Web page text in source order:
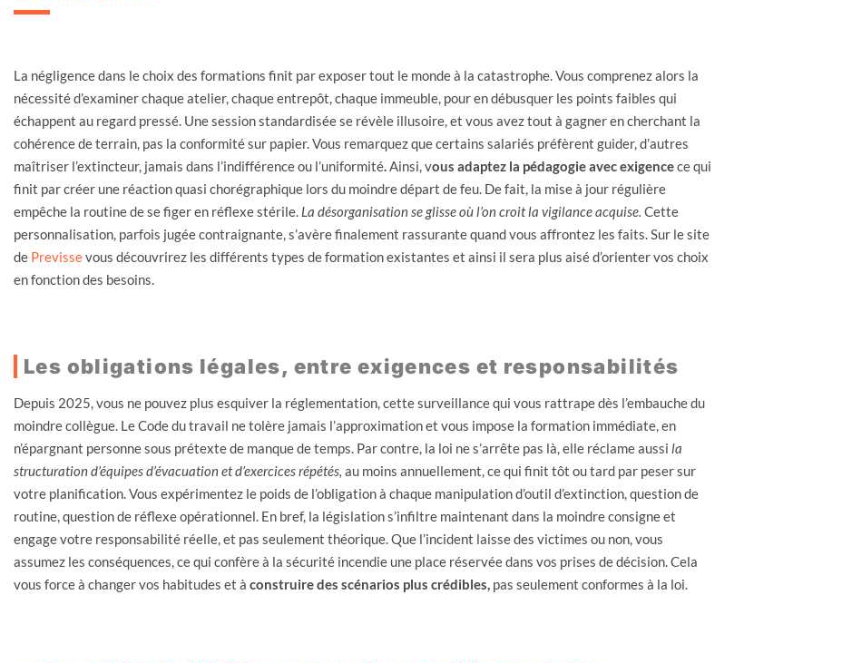
La négligence dans le choix des formations finit par exposer tout le monde à la catastrophe. Vous comprenez alors la
nécessité d’examiner chaque atelier, chaque entrepôt, chaque immeuble, pour en débusquer les points faibles qui
échappent au regard pressé. Une session standardisée se révèle illusoire, et vous avez tout à gagner en cherchant la
cohérence de terrain, pas la conformité sur papier. Vous remarquez que certains salariés préfèrent guider, d’autres
maîtriser l’extincteur, jamais dans l’indifférence ou l’uniformité.Ainsi, vous adaptez la pédagogie avec exigencece qui
finit par créer une réaction quasi chorégraphique lors du moindre départ de feu. De fait, la mise à jour régulière
empêche la routine de se figer en réflexe stérile. La désorganisation se glisse où l’on croit la vigilance acquise. Cette
personnalisation, parfois jugée contraignante, s’avère finalement rassurante quand vous affrontez les faits. Sur le site
de Previssevous découvrirez les différents types de formation existantes et ainsi il sera plus aisé d’orienter vos choix
en fonction des besoins.
Les obligations légales, entre exigences et responsabilités
Depuis 2025, vous ne pouvez plus esquiver la réglementation, cette surveillance qui vous rattrape dès l’embauche du
moindre collègue. Le Code du travail ne tolère jamais l’approximation et vous impose la formation immédiate, en
n’épargnant personne sous prétexte de manque de temps. Par contre, la loi ne s’arrête pas là, elle réclame aussi la
structuration d’équipes d’évacuation et d’exercices répétés, au moins annuellement, ce qui finit tôt ou tard par peser sur
votre planification. Vous expérimentez le poids de l’obligation à chaque manipulation d’outil d’extinction, question de
routine, question de réflexe opérationnel. En bref, la législation s’infiltre maintenant dans la moindre consigne et
engage votre responsabilité réelle, et pas seulement théorique. Que l’incident laisse des victimes ou non, vous
assumez les conséquences, ce qui confère à la sécurité incendie une place réservée dans vos prises de décision. Cela
vous force à changer vos habitudes et à construire des scénarios plus crédibles, pas seulement conformes à la loi.